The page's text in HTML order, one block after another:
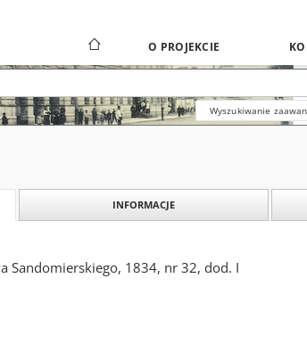
O PROJEKCIE
Wyszukiwanie
INFORMACJE
Sandomierskiego, 1834, nr 32, dod. I